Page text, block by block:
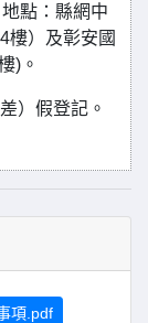
點：縣網中
樓）及彰安國
)。
）假登記。
項.pdf